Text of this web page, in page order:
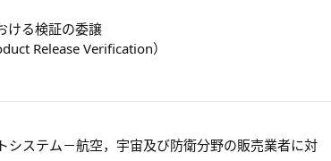
ける検証の委譲
Release Verification）
システム－航空，宇宙及び防衛分野の販売業者に対